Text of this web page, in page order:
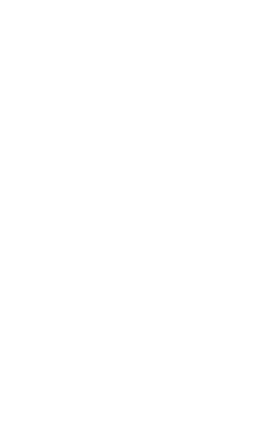
El fenómeno
Ofreció a la audiencia
formación y la narración
los auténticos “héroes
aspirantes, los
historias de vida con las